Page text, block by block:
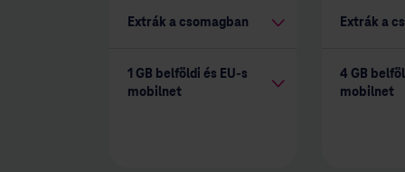
Extrák a csomagban
1 GB belföldi és EU-s
mobilnet
Extrák a
4 GB
mobilnet